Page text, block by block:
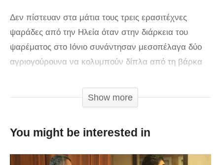
Δεν πίστευαν στα μάτια τους τρεις ερασιτέχνες
ψαράδες από την Ηλεία όταν στην διάρκεια του
ψαρέματος στο Ιόνιο συνάντησαν μεσοπέλαγα δύο
αγριογούρουνα να κολυμπούν δίπλα από τη βάρκα
αναζητώντας συναγρίδες στην περιοχή του
Κυλλήνιου Κόλπου, όταν ξαφνικά έκπληκτοι
δίπλα τους μέσα στο νερό. «Νομίσαμε ότι
Show more
You might be interested in